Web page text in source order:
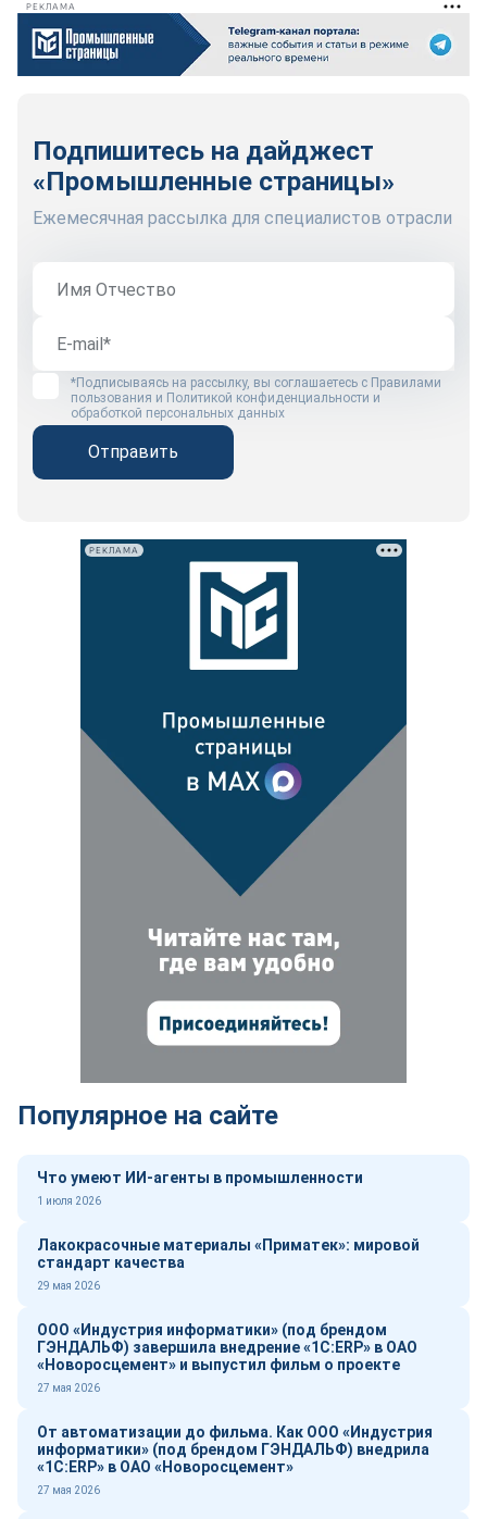
РЕКЛАМА
Подпишитесь на дайджест
«Промышленные страницы»
Ежемесячная рассылка для специалистов отрасли
*Подписываясь на рассылку, вы соглашаетесь с Правилами
пользования и Политикой конфиденциальности и
обработкой персональных данных
Отправить
РЕКЛАМА
Популярное на сайте
Что умеют ИИ-агенты в промышленности
1 июля 2026
Лакокрасочные материалы «Приматек»: мировой
стандарт качества
29 мая 2026
ООО «Индустрия информатики» (под брендом
ГЭНДАЛЬФ) завершила внедрение «1С:ERP» в ОАО
«Новоросцемент» и выпустил фильм о проекте
27 мая 2026
От автоматизации до фильма. Как ООО «Индустрия
информатики» (под брендом ГЭНДАЛЬФ) внедрила
«1С:ERP» в ОАО «Новоросцемент»
27 мая 2026